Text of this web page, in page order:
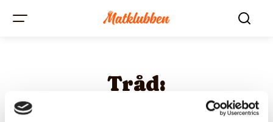
Tråd:
Kan man koka om